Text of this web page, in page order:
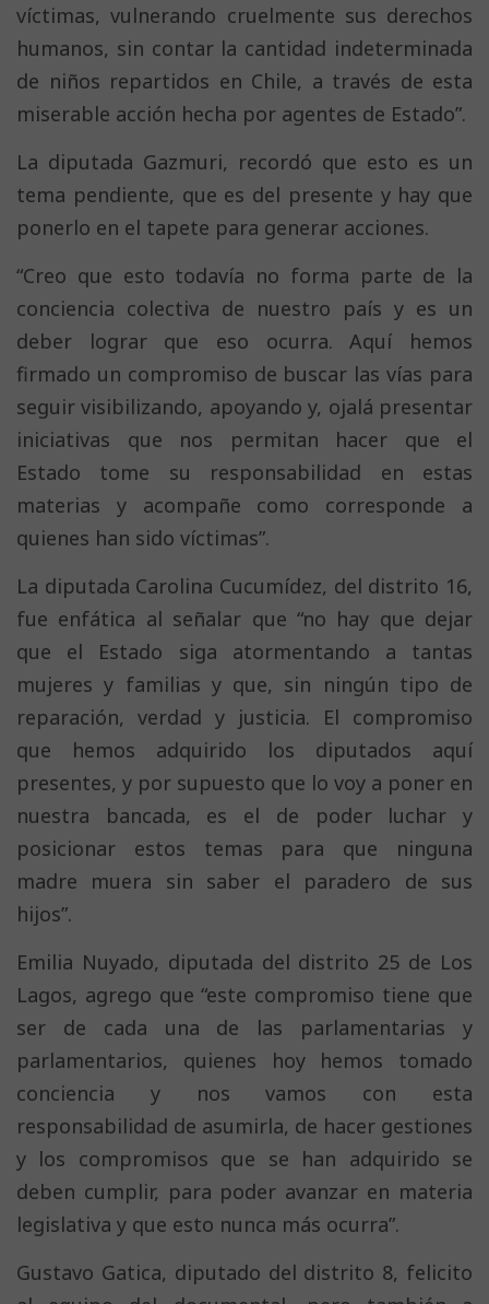
víctimas, vulnerando cruelmente sus derechos
humanos, sin contar la cantidad indeterminada
de niños repartidos en Chile, a través de esta
miserable acción hecha por agentes de Estado”.
La diputada Gazmuri, recordó que esto es un
tema pendiente, que es del presente y hay que
ponerlo en el tapete para generar acciones.
“Creo que esto todavía no forma parte de la
conciencia colectiva de nuestro país y es un
deber lograr que eso ocurra. Aquí hemos
firmado un compromiso de buscar las vías para
seguir visibilizando, apoyando y, ojalá presentar
iniciativas que nos permitan hacer que el
Estado tome su responsabilidad en estas
materias y acompañe como corresponde a
quienes han sido víctimas”.
La diputada Carolina Cucumídez, del distrito 16,
fue enfática al señalar que “no hay que dejar
que el Estado siga atormentando a tantas
mujeres y familias y que, sin ningún tipo de
reparación, verdad y justicia. El compromiso
que hemos adquirido los diputados aquí
presentes, y por supuesto que lo voy a poner en
nuestra bancada, es el de poder luchar y
posicionar estos temas para que ninguna
madre muera sin saber el paradero de sus
hijos”.
Emilia Nuyado, diputada del distrito 25 de Los
Lagos, agrego que “este compromiso tiene que
ser de cada una de las parlamentarias y
parlamentarios, quienes hoy hemos tomado
conciencia y nos vamos con esta
responsabilidad de asumirla, de hacer gestiones
y los compromisos que se han adquirido se
deben cumplir, para poder avanzar en materia
legislativa y que esto nunca más ocurra”.
Gustavo Gatica, diputado del distrito 8, felicito